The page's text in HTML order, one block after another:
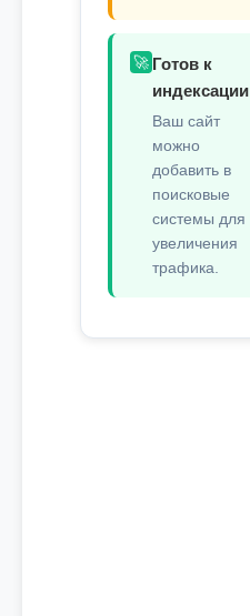
🚀 Готов к
индексации
Ваш сайт
можно
добавить в
поисковые
системы для
увеличения
трафика.